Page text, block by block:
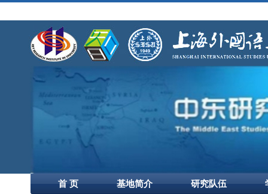
首 页 基地简介 研究队伍